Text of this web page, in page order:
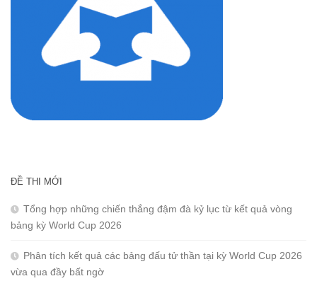
ĐỀ THI MỚI
Tổng hợp những chiến thắng đậm đà kỷ lục từ kết quả vòng
bảng kỳ World Cup 2026
Phân tích kết quả các bảng đấu tử thần tại kỳ World Cup 2026
vừa qua đầy bất ngờ